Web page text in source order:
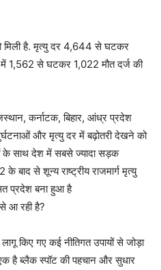
मिली है. मृत्यु दर 4,644 से घटकर
1,562 से घटकर 1,022 मौत दर्ज की
कर्नाटक, बिहार, आंध्र प्रदेश
और मृत्यु दर में बढ़ोतरी देखने को
के साथ देश में सबसे ज्यादा सड़क
के बाद से शून्य राष्ट्रीय राजमार्ग मृत्यु
प्रदेश बना हुआ है
आ रही है?
किए गए कई नीतिगत उपायों से जोड़ा
है ब्लैक स्पॉट की पहचान और सुधार